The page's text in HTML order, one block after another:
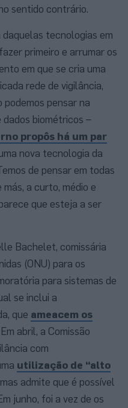
sentido contrário.
daquelas tecnologias em
primeiro e arrumar os
em que se cria uma
rede de vigilância,
pensar na
biométricos –
propôs há um par
nova tecnologia da
de pensar em todas
a curto, médio e
que esteja a ser
Bachelet, comissária
(ONU) para os
para sistemas de
se inclui a
que ameacem os
Em abril, a Comissão
com
utilização de “alto
admite que é possível
junho, foi a vez de os